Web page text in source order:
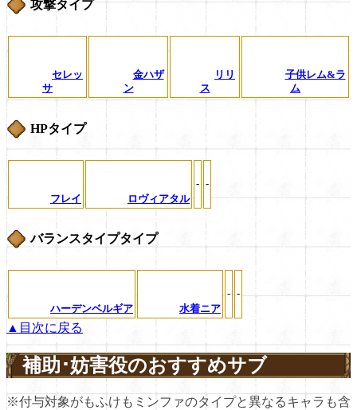
攻撃タイプ
セレッ
サ
金ハザ
ン
リリ
ス
子供レム&ラ
ム
HPタイプ
フレイ ロヴィアタル
- -
バランスタイプタイプ
ハーデンベルギア 水着ニア
- -
▲目次に戻る
補助･妨害役のおすすめサブ
※付与対象がもふけもミンファのタイプと異なるキャラも含